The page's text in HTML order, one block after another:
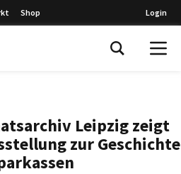
Shop Login
Leipzig zeigt
zur Geschichte